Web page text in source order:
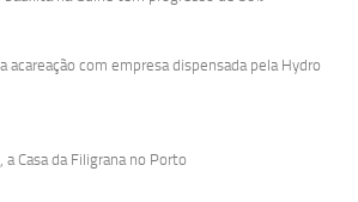
acareação com empresa dispensada pela Hydro
Casa da Filigrana no Porto